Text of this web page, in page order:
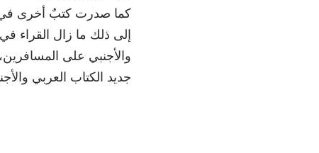
كما صدرت كتبٌ أخرى في
إلى ذلك ما زال القراء
والأجنبي على
جديد الكتاب العربي